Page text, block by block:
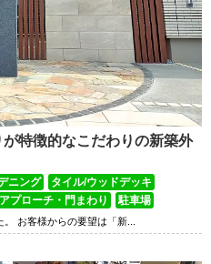
特徴的なこだわりの新築外
ニング
タイル/ウッドデッキ
プローチ・門まわり 駐車場
お客様からの要望は「新...